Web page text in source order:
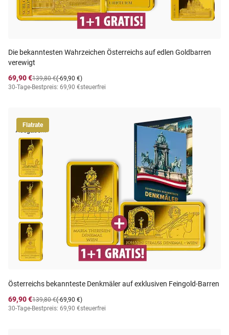
Die bekanntesten Wahrzeichen Österreichs auf edlen Goldbarren
verewigt
69,90 €
(-69,90 €)
139,80 €
30-Tage-Bestpreis: 69,90 €steuerfrei
Flatrate
Österreichs bekannteste Denkmäler auf exklusiven Feingold-Barren
69,90 €
(-69,90 €)
139,80 €
30-Tage-Bestpreis: 69,90 €steuerfrei